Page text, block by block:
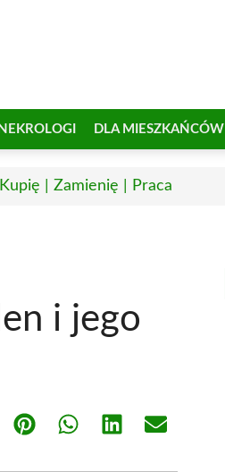
NEKROLOGI DLA MIESZKAŃCÓW
| Zamienię | Praca
i jego
Share Share Share Share